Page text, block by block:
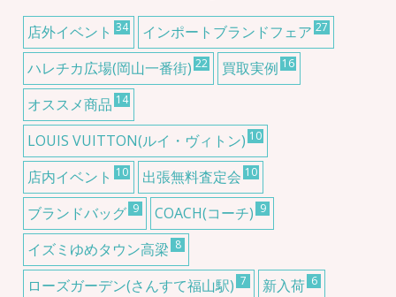
店外イベント 34 インポートブランドフェア 27
ハレチカ広場(岡山一番街) 22 買取実例 16
オススメ商品 14
LOUIS VUITTON(ルイ・ヴィトン) 10
店内イベント 10 出張無料査定会 10
ブランドバッグ 9 COACH(コーチ) 9
イズミゆめタウン高梁 8
ローズガーデン(さんすて福山駅) 7 新入荷 6